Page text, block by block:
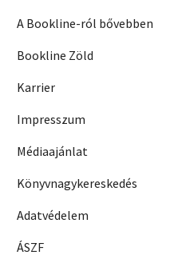
A Bookline-ról bővebben
Bookline Zöld
Karrier
Impresszum
Médiaajánlat
Könyvnagykereskedés
Adatvédelem
ÁSZF